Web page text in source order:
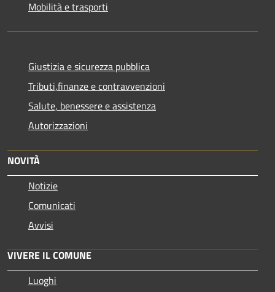
Mobilità e trasporti
Giustizia e sicurezza pubblica
Tributi,finanze e contravvenzioni
Salute, benessere e assistenza
Autorizzazioni
NOVITÀ
Notizie
Comunicati
Avvisi
VIVERE IL COMUNE
Luoghi